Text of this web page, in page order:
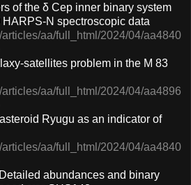
of the δ Cep inner binary system
N spectroscopic data
aa/full_html/2024/04/aa4840
satellites problem in the M 83
aa/full_html/2024/04/aa4896
Ryugu as an indicator of
aa/full_html/2024/04/aa4840
abundances and binary